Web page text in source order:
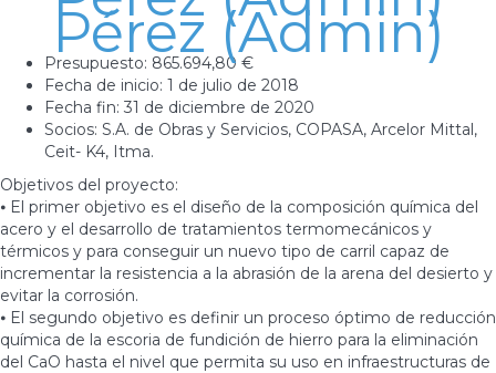
Presupuesto: 865.694,80 €
Fecha de inicio: 1 de julio de 2018
Fecha fin: 31 de diciembre de 2020
Socios: S.A. de Obras y Servicios, COPASA, Arcelor Mittal,
Ceit- K4, Itma.
Objetivos del proyecto:
⦁ El primer objetivo es el diseño de la composición química del
acero y el desarrollo de tratamientos termomecánicos y
térmicos y para conseguir un nuevo tipo de carril capaz de
incrementar la resistencia a la abrasión de la arena del desierto y
evitar la corrosión.
⦁ El segundo objetivo es definir un proceso óptimo de reducción
química de la escoria de fundición de hierro para la eliminación
del CaO hasta el nivel que permita su uso en infraestructuras de
Pérez (Admin)